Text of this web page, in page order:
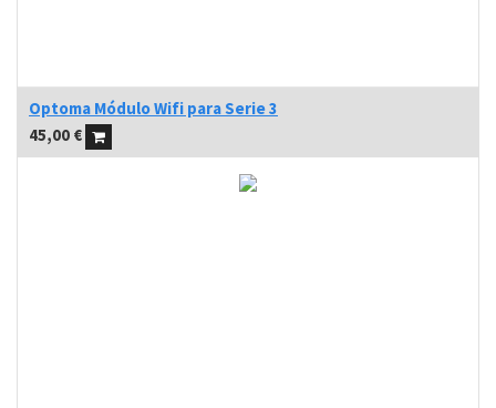
Optoma Módulo Wifi para Serie 3
45,00 €